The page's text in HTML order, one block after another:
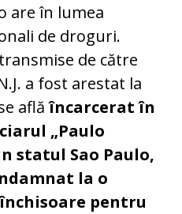
are în lumea
de droguri.
de către
a fost arestat la
aflăîncarcerat în
„Paulo
statul Sao Paulo,
la o
pentru